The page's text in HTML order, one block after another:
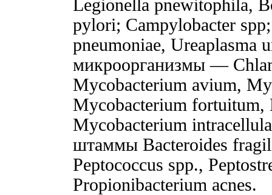
Legionella pnewitophila,
pylori; Campylobacter
pneumoniae, Ureaplasma
микроорганизмы —
Mycobacterium avium,
Mycobacterium fortuitum,
Mycobacterium
штаммы Bacteroides
Peptococcus spp.,
Propionibacterium acnes.